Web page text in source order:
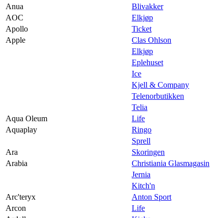
Anua
Blivakker
AOC
Elkjøp
Apollo
Ticket
Apple
Clas Ohlson
Elkjøp
Eplehuset
Ice
Kjell & Company
Telenorbutikken
Telia
Aqua Oleum
Life
Aquaplay
Ringo
Sprell
Ara
Skoringen
Arabia
Christiania Glasmagasin
Jernia
Kitch'n
Arc'teryx
Anton Sport
Arcon
Life